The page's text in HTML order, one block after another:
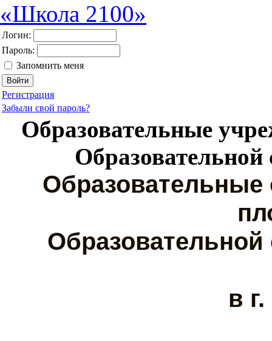
«Школа 2100»
Логин:
Пароль:
Запомнить меня
Регистрация
Забыли свой пароль?
Образовательные
Образовательные
в